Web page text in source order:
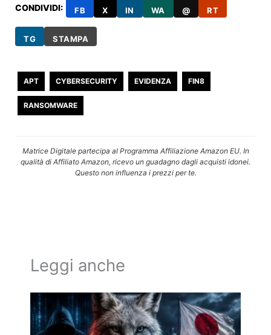
CONDIVIDI: FB X IN WA @ RT
TG STAMPA
APT CYBERSECURITY EVIDENZA FIN8
RANSOMWARE
Matrice Digitale partecipa al Programma Affiliazione Amazon EU. In
qualità di Affiliato Amazon, ricevo un guadagno dagli acquisti idonei.
Questo non influenza i prezzi per te.
Leggi anche